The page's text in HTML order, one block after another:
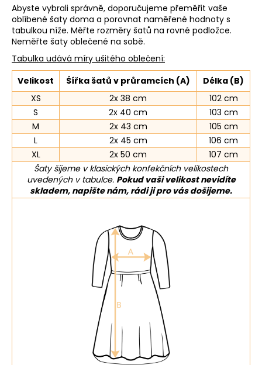
Abyste vybrali správně, doporučujeme přeměřit vaše
oblíbené šaty doma a porovnat naměřené hodnoty s
tabulkou níže. Měřte rozměry šatů na rovné podložce.
Neměřte šaty oblečené na sobě.
Tabulka udává míry ušitého oblečení:
Velikost
Šířka šatů v průramcích (A)
Délka (B)
XS
2x 38 cm
102 cm
S
2x 40 cm
103 cm
M
2x 43 cm
105 cm
L
2x 45 cm
106 cm
XL
2x 50 cm
107 cm
Šaty šijeme v klasických konfekčních velikostech
uvedených v tabulce. Pokud vaši velikost nevidíte
skladem, napište nám, rádi ji pro vás došijeme.